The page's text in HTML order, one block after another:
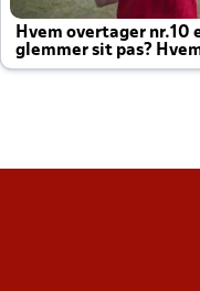
Hvem overtager nr.10
glemmer sit pas?
altid til efter kampe?